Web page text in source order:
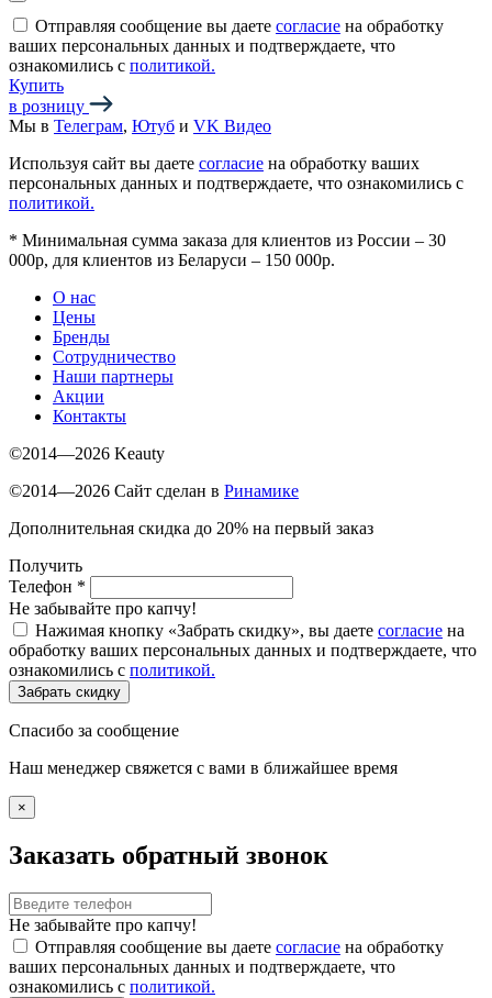
Отправляя сообщение вы даете согласие на обработку
ваших персональных данных и подтверждаете, что
ознакомились с политикой.
Купить
в розницу
Мы в Телеграм, Ютуб и VK Видео
Используя сайт вы даете согласие на обработку ваших
персональных данных и подтверждаете, что ознакомились с
политикой.
* Минимальная сумма заказа для клиентов из России – 30
000р, для клиентов из Беларуси – 150 000р.
О нас
Цены
Бренды
Сотрудничество
Наши партнеры
Акции
Контакты
©2014—2026 Keauty
©2014—2026 Сайт сделан в Ринамике
Дополнительная скидка до 20% на первый заказ
Получить
Телефон *
Не забывайте про капчу!
Нажимая кнопку «Забрать скидку», вы даете согласие на
обработку ваших персональных данных и подтверждаете, что
ознакомились с политикой.
Забрать скидку
Спасибо за сообщение
Наш менеджер свяжется с вами в ближайшее время
×
Заказать обратный звонок
Не забывайте про капчу!
Отправляя сообщение вы даете согласие на обработку
ваших персональных данных и подтверждаете, что
ознакомились с политикой.